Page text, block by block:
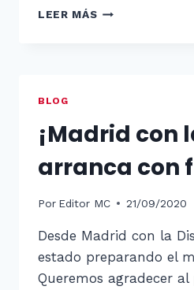
LEER MÁS¡
BLOG
¡Madrid con
arranca con
Por Editor MC 21/09/2020
Desde Madrid con la
estado preparando el
Queremos agradecer